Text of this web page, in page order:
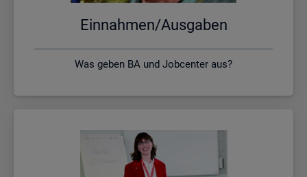
Ein­nah­men/Aus­ga­ben
Was geben BA und Jobcenter aus?